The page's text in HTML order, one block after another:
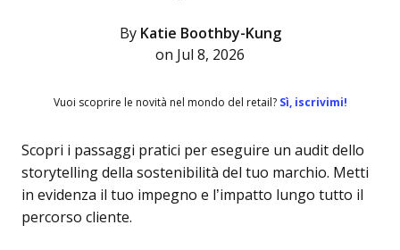
By Katie Boothby-Kung
on Jul 8, 2026
Vuoi scoprire le novità nel mondo del retail?Sì, iscrivimi!
Scopri i passaggi pratici per eseguire un audit dello
storytelling della sostenibilità del tuo marchio. Metti
in evidenza il tuo impegno e l’impatto lungo tutto il
percorso cliente.